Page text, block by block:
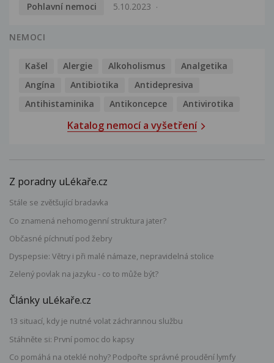
Pohlavní nemoci
5.10.2023
NEMOCI
Kašel Alergie Alkoholismus
Analgetika
Angína
Antibiotika
Antidepresiva
Antihistaminika
Antikoncepce Antivirotika
Katalog nemocí a vyšetření
Z poradny uLékaře.cz
Stále se zvětšující bradavka
Co znamená nehomogenní struktura jater?
Občasné píchnutí pod žebry
Dyspepsie: Větry i při malé námaze, nepravidelná stolice
Zelený povlak na jazyku - co to může být?
Články uLékaře.cz
13 situací, kdy je nutné volat záchrannou službu
Stáhněte si: První pomoc do kapsy
Co pomáhá na oteklé nohy? Podpořte správné proudění lymfy